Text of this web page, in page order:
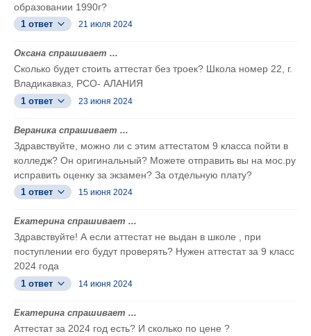
образовании 1990г?
1 ответ 21 июля 2024
Оксана спрашивает ...
Сколько будет стоить аттестат без троек? Школа номер 22, г.
Владикавказ, РСО- АЛАНИЯ
1 ответ 23 июня 2024
Вераника спрашивает ...
Здравствуйте, можно ли с этим аттестатом 9 класса пойти в
колледж? Он оригинальный? Можете отправить вы на мос.ру
исправить оценку за экзамен? За отдельную плату?
1 ответ 15 июня 2024
Екатерина спрашивает ...
Здравствуйте! А если аттестат не выдан в школе , при
поступлении его будут проверять? Нужен аттестат за 9 класс
2024 года
1 ответ 14 июня 2024
Екатерина спрашивает ...
Аттестат за 2024 год есть? И сколько по цене ?